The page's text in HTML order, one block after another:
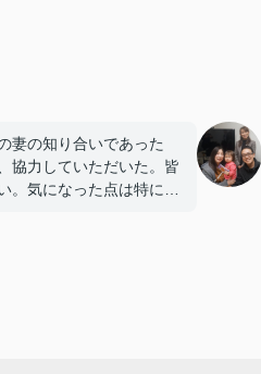
妻の知り合いであった
協力していただいた。皆
。気になった点は特には